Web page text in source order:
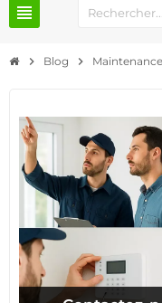
view_headline
chevron_right Blog chevron_right